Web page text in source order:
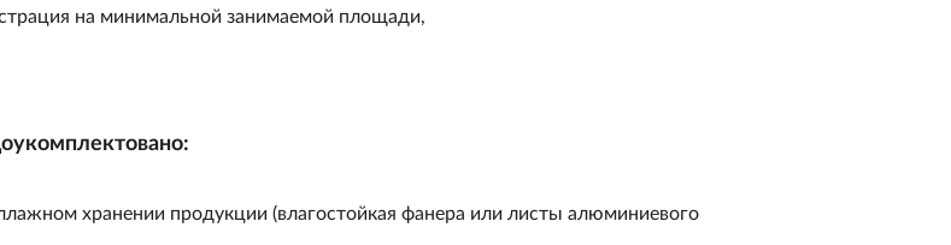
на минимальной занимаемой площади,
хранении продукции (влагостойкая фанера или листы алюминиевого